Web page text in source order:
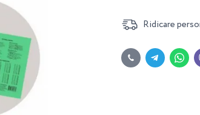
Ridicare